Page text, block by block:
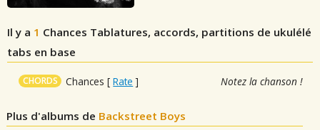
Il y a 1 Chances Tablatures, accords, partitions de ukulélé
tabs en base
CHORDS Chances [Rate ] Notez la chanson !
Plus d'albums de Backstreet Boys